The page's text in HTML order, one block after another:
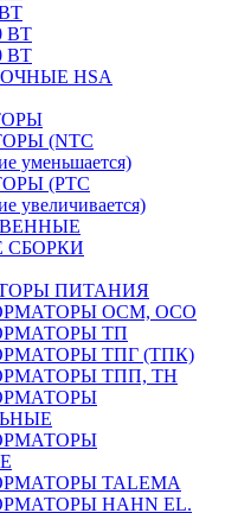
ВТ
ВТ
HSA
(NTC
уменьшается)
(PTC
увеличивается)
СБОРКИ
ПИТАНИЯ
ОСМ, ОСО
ТП
ТПГ (ТПК)
ТПП, ТН
TALEMA
HAHN EL.